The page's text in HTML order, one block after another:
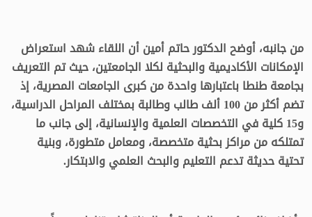
من جانبه، أوضح الدكتور حاتم أمين أن اللقاء شهد استعراض
الإمكانات الأكاديمية والبحثية لكلا الجامعتين، حيث تم التعريف
بجامعة طنطا باعتبارها واحدة من كبرى الجامعات المصرية، إذ
تضم أكثر من 100 ألف طالب وطالبة بمختلف المراحل الدراسية،
و15 كلية في التخصصات العلمية والإنسانية، إلى جانب ما
تمتلكه من مراكز بحثية متخصصة، ومعامل متطورة، وبنية
تحتية حديثة تدعم التعليم والبحث العلمي والابتكار.